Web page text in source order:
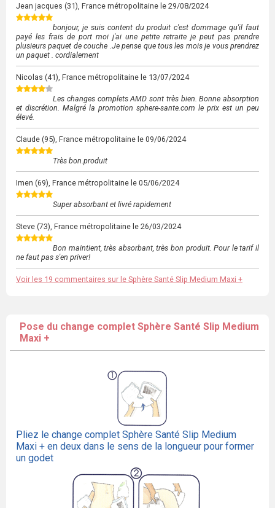
Jean jacques (31), France métropolitaine le 29/08/2024
bonjour, je suis content du produit c'est dommage qu'il faut
payé les frais de port moi j'ai une petite retraite je peut pas prendre
plusieurs paquet de couche .Je pense que tous les mois je vous prendrez
un paquet . cordialement
Nicolas (41), France métropolitaine le 13/07/2024
Les changes complets AMD sont très bien. Bonne absorption
et discrétion. Malgré la promotion sphere-sante.com le prix est un peu
élevé.
Claude (95), France métropolitaine le 09/06/2024
Très bon.produit
Imen (69), France métropolitaine le 05/06/2024
Super absorbant et livré rapidement
Steve (73), France métropolitaine le 26/03/2024
Bon maintient, très absorbant, très bon produit. Pour le tarif il
ne faut pas s'en priver!
Voir les 19 commentaires sur le Sphère Santé Slip Medium Maxi +
Pose du change complet Sphère Santé Slip Medium
Maxi +
Pliez le change complet Sphère Santé Slip Medium
Maxi + en deux dans le sens de la longueur pour former
un godet